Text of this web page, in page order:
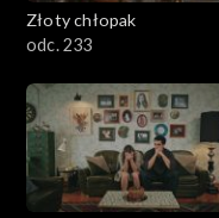
Złoty chłopak
odc. 233